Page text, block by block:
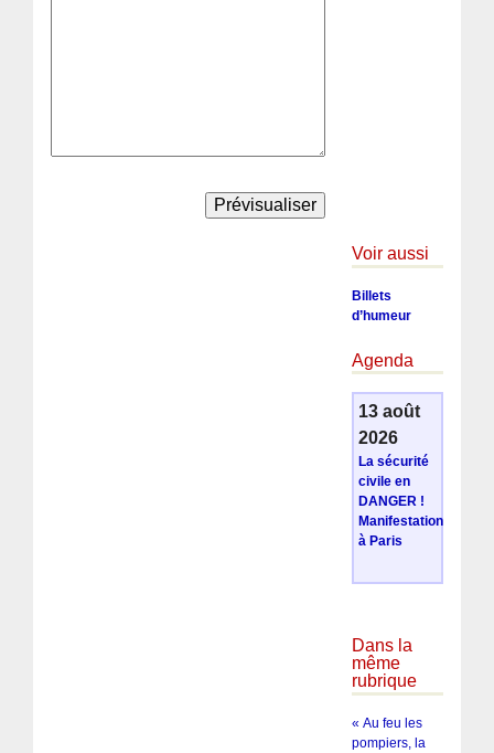
Voir aussi
Billets
d’humeur
Agenda
13 août
2026
La sécurité
civile en
DANGER !
Manifestation
à Paris
Dans la
même
rubrique
« Au feu les
pompiers, la